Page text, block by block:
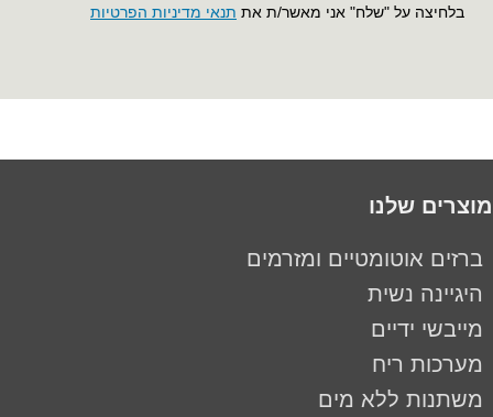
בלחיצה על "שלח" אני מאשר/ת את תנאי מדיניות הפרטיות
מוצרים שלנו
ברזים אוטומטיים ומזרמים
היגיינה נשית
מייבשי ידיים
מערכות ריח
משתנות ללא מים